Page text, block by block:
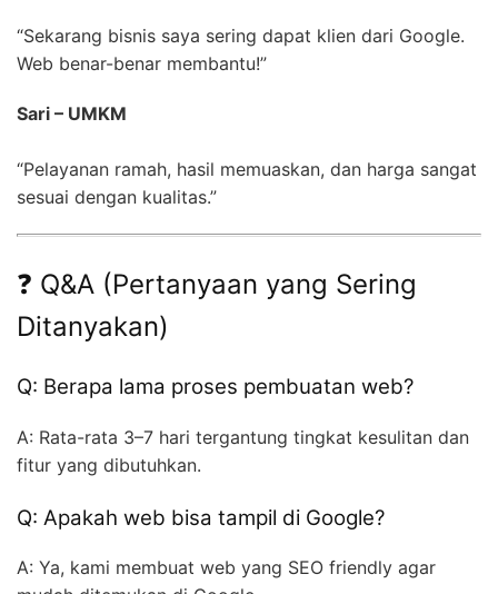
“Sekarang bisnis saya sering dapat klien dari Google.
Web benar-benar membantu!”
Sari – UMKM
“Pelayanan ramah, hasil memuaskan, dan harga sangat
sesuai dengan kualitas.”
❓ Q&A (Pertanyaan yang Sering
Ditanyakan)
Q: Berapa lama proses pembuatan web?
A: Rata-rata 3–7 hari tergantung tingkat kesulitan dan
fitur yang dibutuhkan.
Q: Apakah web bisa tampil di Google?
A: Ya, kami membuat web yang SEO friendly agar